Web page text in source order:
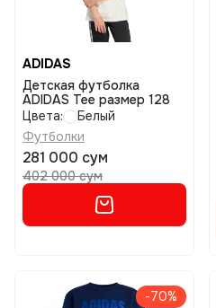
ADIDAS
Детская футболка
ADIDAS Tee размер 128
Цвета:
Белый
Футболки
281 000 сум
402 000 сум
-70%